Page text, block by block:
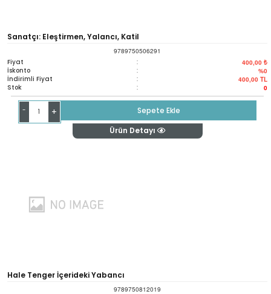
Sanatçı: Eleştirmen, Yalancı, Katil
9789750506291
Fiyat : 400,00 ₺
İskonto : %0
İndirimli Fiyat : 400,00 TL
Stok : 0
- +
Sepete Ekle
Ürün Detayı
Hale Tenger İçerideki Yabancı
9789750812019